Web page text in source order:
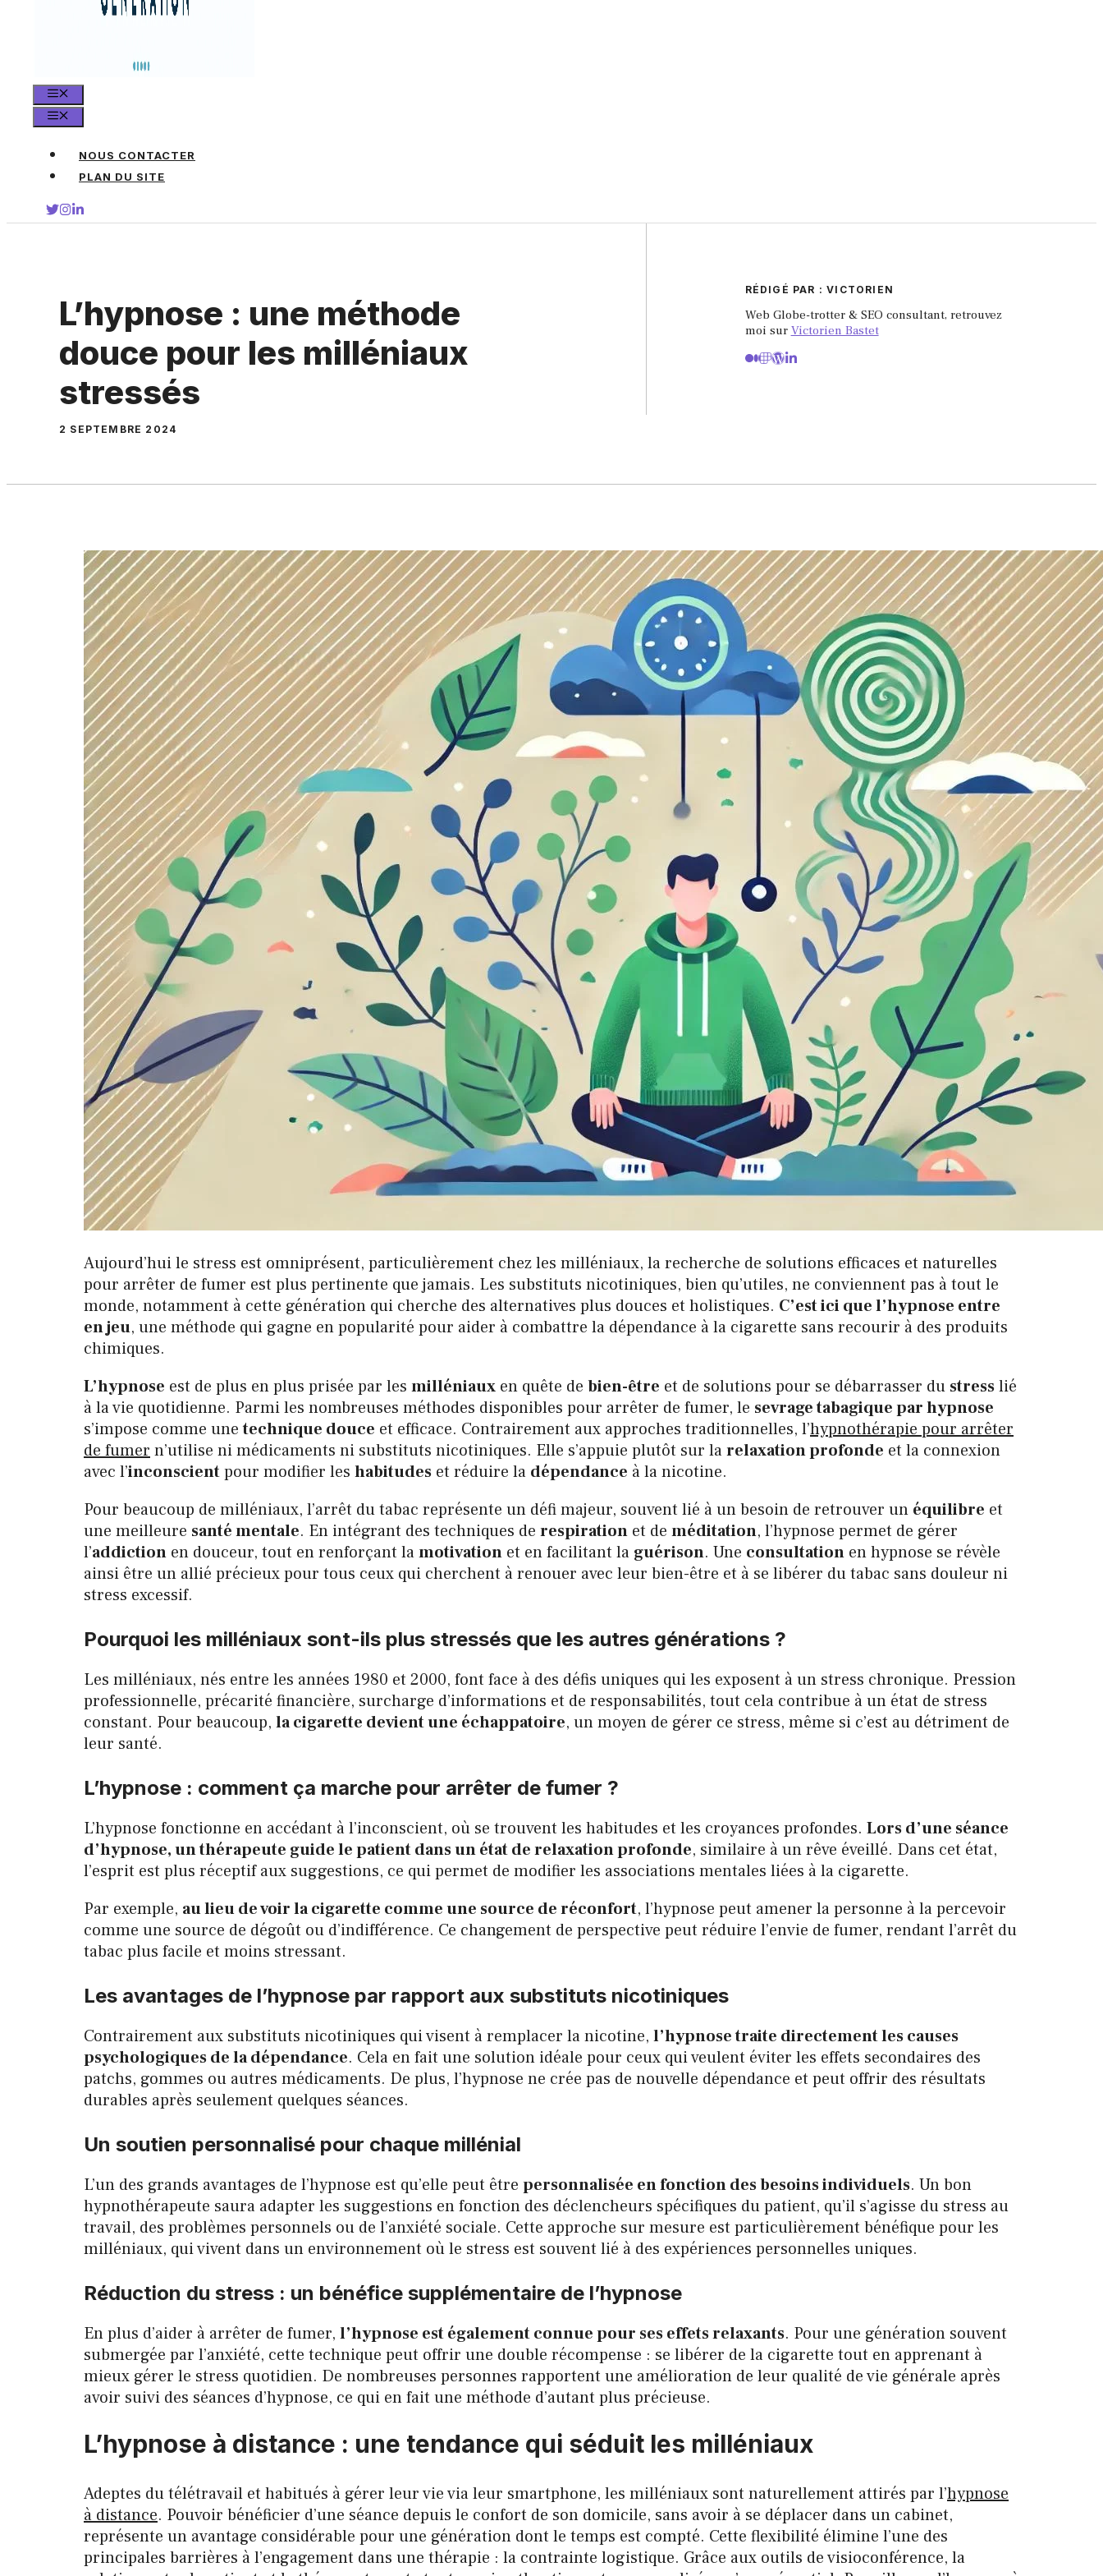
NOUS CONTACTER
PLAN DU SITE
L’hypnose : une méthode
douce pour les milléniaux
stressés
2 SEPTEMBRE 2024
RÉDIGÉ PAR : VICTORIEN
Web Globe-trotter & SEO consultant, retrouvez
moi sur Victorien Bastet
Aujourd’hui le stress est omniprésent, particulièrement chez les milléniaux, la recherche de solutions efficaces et naturelles
pour arrêter de fumer est plus pertinente que jamais. Les substituts nicotiniques, bien qu’utiles, ne conviennent pas à tout le
monde, notamment à cette génération qui cherche des alternatives plus douces et holistiques. C’est ici que l’hypnose entre
en jeu, une méthode qui gagne en popularité pour aider à combattre la dépendance à la cigarette sans recourir à des produits
chimiques.
L’hypnose est de plus en plus prisée par les milléniaux en quête de bien-être et de solutions pour se débarrasser du stresslié
à la vie quotidienne. Parmi les nombreuses méthodes disponibles pour arrêter de fumer, le sevrage tabagique par hypnose
s’impose comme unetechnique douce et efficace. Contrairement aux approches traditionnelles, l’hypnothérapie pour arrêter
de fumern’utilise ni médicaments ni substituts nicotiniques. Elle s’appuie plutôt sur larelaxation profonde et la connexion
avec l’inconscientpour modifier les habitudes et réduire la dépendance à la nicotine.
Pour beaucoup de milléniaux, l’arrêt du tabac représente un défi majeur, souvent lié à un besoin de retrouver un équilibre et
une meilleure santé mentale. En intégrant des techniques de respiration et de méditation, l’hypnose permet de gérer
l’addiction en douceur, tout en renforçant lamotivation et en facilitant la guérison. Une consultation en hypnose se révèle
ainsi être un allié précieux pour tous ceux qui cherchent à renouer avec leur bien-être et à se libérer du tabac sans douleur ni
stress excessif.
Pourquoi les milléniaux sont-ils plus stressés que les autres générations ?
Les milléniaux, nés entre les années 1980 et 2000, font face à des défis uniques qui les exposent à un stress chronique. Pression
professionnelle, précarité financière, surcharge d’informations et de responsabilités, tout cela contribue à un état de stress
constant. Pour beaucoup, la cigarette devient une échappatoire, un moyen de gérer ce stress, même si c’est au détriment de
leur santé.
L’hypnose : comment ça marche pour arrêter de fumer ?
L’hypnose fonctionne en accédant à l’inconscient, où se trouvent les habitudes et les croyances profondes. Lors d’une séance
d’hypnose, un thérapeute guide le patient dans un état de relaxation profonde, similaire à un rêve éveillé. Dans cet état,
l’esprit est plus réceptif aux suggestions, ce qui permet de modifier les associations mentales liées à la cigarette.
Par exemple, au lieu de voir la cigarette comme une source de réconfort, l’hypnose peut amener la personne à la percevoir
comme une source de dégoût ou d’indifférence. Ce changement de perspective peut réduire l’envie de fumer, rendant l’arrêt du
tabac plus facile et moins stressant.
Les avantages de l’hypnose par rapport aux substituts nicotiniques
Contrairement aux substituts nicotiniques qui visent à remplacer la nicotine, l’hypnose traite directement les causes
psychologiques de la dépendance. Cela en fait une solution idéale pour ceux qui veulent éviter les effets secondaires des
patchs, gommes ou autres médicaments. De plus, l’hypnose ne crée pas de nouvelle dépendance et peut offrir des résultats
durables après seulement quelques séances.
Un soutien personnalisé pour chaque millénial
L’un des grands avantages de l’hypnose est qu’elle peut être personnalisée en fonction des besoins individuels. Un bon
hypnothérapeute saura adapter les suggestions en fonction des déclencheurs spécifiques du patient, qu’il s’agisse du stress au
travail, des problèmes personnels ou de l’anxiété sociale. Cette approche sur mesure est particulièrement bénéfique pour les
milléniaux, qui vivent dans un environnement où le stress est souvent lié à des expériences personnelles uniques.
Réduction du stress : un bénéfice supplémentaire de l’hypnose
En plus d’aider à arrêter de fumer, l’hypnose est également connue pour ses effets relaxants. Pour une génération souvent
submergée par l’anxiété, cette technique peut offrir une double récompense : se libérer de la cigarette tout en apprenant à
mieux gérer le stress quotidien. De nombreuses personnes rapportent une amélioration de leur qualité de vie générale après
avoir suivi des séances d’hypnose, ce qui en fait une méthode d’autant plus précieuse.
L’hypnose à distance : une tendance qui séduit les milléniaux
Adeptes du télétravail et habitués à gérer leur vie via leur smartphone, les milléniaux sont naturellement attirés par l’hypnose
à distance. Pouvoir bénéficier d’une séance depuis le confort de son domicile, sans avoir à se déplacer dans un cabinet,
représente un avantage considérable pour une génération dont le temps est compté. Cette flexibilité élimine l’une des
principales barrières à l’engagement dans une thérapie : la contrainte logistique. Grâce aux outils de visioconférence, la